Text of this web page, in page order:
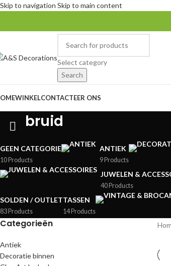
Skip to navigation Skip to main content
Select category
Search
WINKELCONTACTEER ONS
bruid
GEEN CATEGORIE
10 Products
ANTIEK
9 Products
JUWELEN &
40 Products
SOLDEN / OUTLET
83 Products
TASSEN
14 Products
Categorieën
Antiek
Decoratie binnen